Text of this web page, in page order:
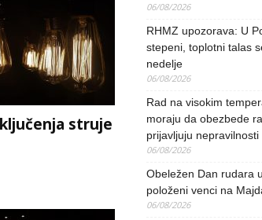
struje
06/08/2026
RHMZ upozorava: U
stepeni, toplotni talas
nedelje
06/08/2026
Rad na visokim
moraju da obezbede
prijavljuju nepravilnosti
06/08/2026
Obeležen Dan rudara
položeni venci na
06/08/2026